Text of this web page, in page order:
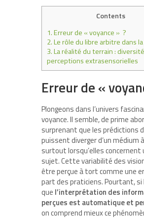
Contents
1.Erreur de « voyance » ?
2.Le rôle du libre arbitre dans
3.La réalité du terrain :
perceptions extrasensorielles
Erreur de «
Plongeons dans l’univers
voyance. Il semble, de prime
surprenant que les prédictions
puissent diverger d’un médium
surtout lorsqu’elles concernent
sujet. Cette variabilité des
être perçue à tort comme une
part des praticiens. Pourtant, si
que l’interprétation des
perçues est automatique et
on comprend mieux ce